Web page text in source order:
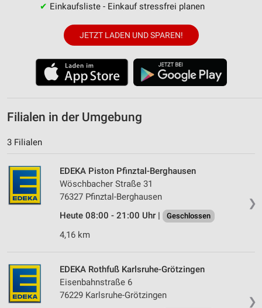
✔ Einkaufsliste - Einkauf stressfrei planen
JETZT LADEN UND SPAREN!
Filialen in der Umgebung
3 Filialen
❯
EDEKA Piston Pfinztal-Berghausen
Wöschbacher Straße 31
76327 Pfinztal-Berghausen
Heute 08:00 - 21:00 Uhr |
Geschlossen
4,16 km
❯
EDEKA Rothfuß Karlsruhe-Grötzingen
Eisenbahnstraße 6
76229 Karlsruhe-Grötzingen